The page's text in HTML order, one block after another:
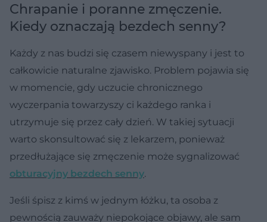
Chrapanie i poranne zmęczenie.
Kiedy oznaczają bezdech senny?
Każdy z nas budzi się czasem niewyspany i jest to
całkowicie naturalne zjawisko. Problem pojawia się
w momencie, gdy uczucie chronicznego
wyczerpania towarzyszy ci każdego ranka i
utrzymuje się przez cały dzień. W takiej sytuacji
warto skonsultować się z lekarzem, ponieważ
przedłużające się zmęczenie może sygnalizować
obturacyjny bezdech senny.
Jeśli śpisz z kimś w jednym łóżku, ta osoba z
pewnością zauważy niepokojące objawy, ale sam